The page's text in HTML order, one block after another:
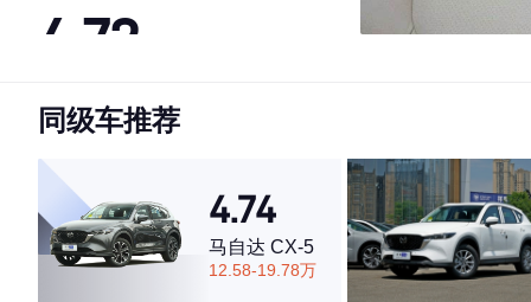
4.72
·外观表现较为优秀，优于53%同级车
·空间表现较为优秀，优于84%同级车
同级车推荐
4.74
马自达 CX-5
12.58-19.78万